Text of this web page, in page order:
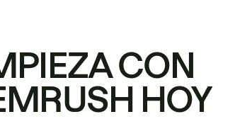
CON
HOY